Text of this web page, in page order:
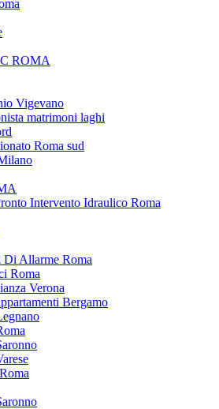
ROMA
Vigevano
matrimoni laghi
Roma sud
Intervento Idraulico Roma
Allarme Roma
Roma
Verona
Bergamo